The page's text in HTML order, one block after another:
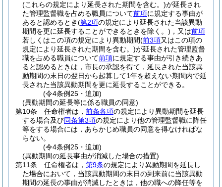
(これらの規定により延長された期間を含む。)が延長され
た管理監督職を占める職員について前項に規定する事由が
あると認めるとき(第2項の規定により延長された当該異動
期間を更に延長することができるときを除く。) ，又は前項
若しくはこの項の規定により異動期間(前3項又はこの項の
規定により延長された期間を含む。)が延長された管理監督
職を占める職員について前項に規定する事由が引き続きあ
ると認めるときは，市長の承認を得て，延長された当該異
動期間の末日の翌日から起算して1年を超えない期間内で延
長された当該異動期間を更に延長することができる。
(令4条例25・追加)
(異動期間の延長等に係る職員の同意)
第10条
任命権者は， 前条各項の規定により異動期間を延長
する場合及び同条第3項の規定により他の管理監督職に降任
等をする場合には，あらかじめ職員の同意を得なければな
らない。
(令4条例25・追加)
(異動期間の延長事由が消滅した場合の措置)
第11条
任命権者は， 第9条の規定により異動期間を延長し
た場合において，当該異動期間の末日の到来前に当該異動
期間の延長の事由が消滅したときは，他の職への降任等を